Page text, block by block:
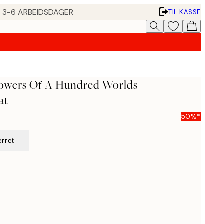
3-6 ARBEIDSDAGER
TIL KASSE
Of A Hundred Worlds
50%*